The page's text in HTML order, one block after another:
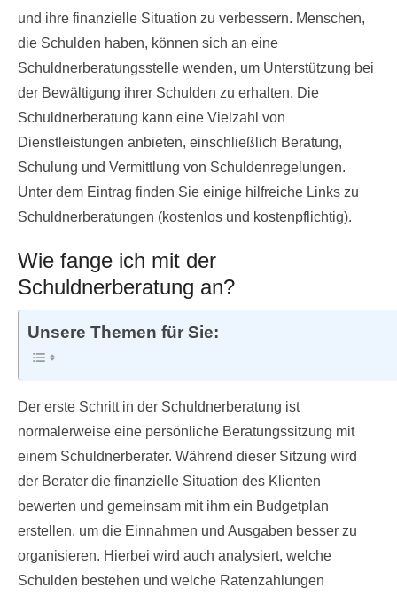
und ihre finanzielle Situation zu verbessern. Menschen,
die Schulden haben, können sich an eine
Schuldnerberatungsstelle wenden, um Unterstützung bei
der Bewältigung ihrer Schulden zu erhalten. Die
Schuldnerberatung kann eine Vielzahl von
Dienstleistungen anbieten, einschließlich Beratung,
Schulung und Vermittlung von Schuldenregelungen.
Unter dem Eintrag finden Sie einige hilfreiche Links zu
Schuldnerberatungen (kostenlos und kostenpflichtig).
Wie fange ich mit der
Schuldnerberatung an?
Unsere Themen für Sie:
Der erste Schritt in der Schuldnerberatung ist
normalerweise eine persönliche Beratungssitzung mit
einem Schuldnerberater. Während dieser Sitzung wird
der Berater die finanzielle Situation des Klienten
bewerten und gemeinsam mit ihm ein Budgetplan
erstellen, um die Einnahmen und Ausgaben besser zu
organisieren. Hierbei wird auch analysiert, welche
Schulden bestehen und welche Ratenzahlungen